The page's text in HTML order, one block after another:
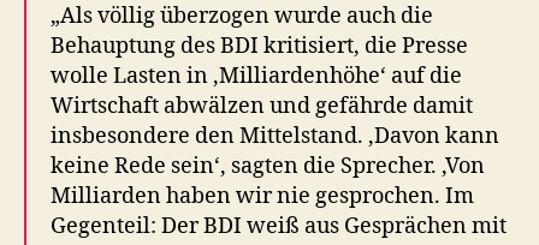
„Als völlig überzogen wurde auch die
Behauptung des BDI kritisiert, die Presse
wolle Lasten in ‚Milliardenhöhe‘ auf die
Wirtschaft abwälzen und gefährde damit
insbesondere den Mittelstand. ‚Davon kann
keine Rede sein‘, sagten die Sprecher. ‚Von
Milliarden haben wir nie gesprochen. Im
Gegenteil: Der BDI weiß aus Gesprächen mit